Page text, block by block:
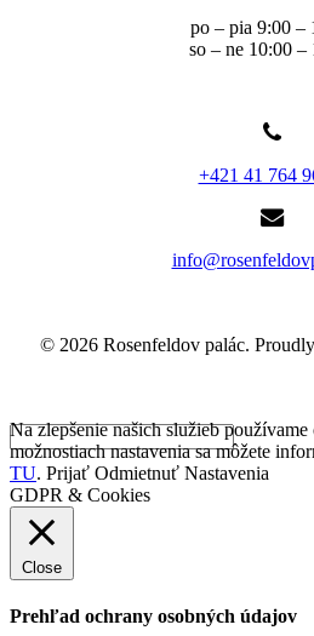
po – pia 9:00 –
so – ne 10:00 –
+421 41 764
© 2026 Rosenfeldov palác.
Na zlepšenie našich služieb
možnostiach nastavenia sa môžete
TU. Prijať Odmietnuť Nastavenia
GDPR & Cookies
Close
Prehľad ochrany osobných údajov